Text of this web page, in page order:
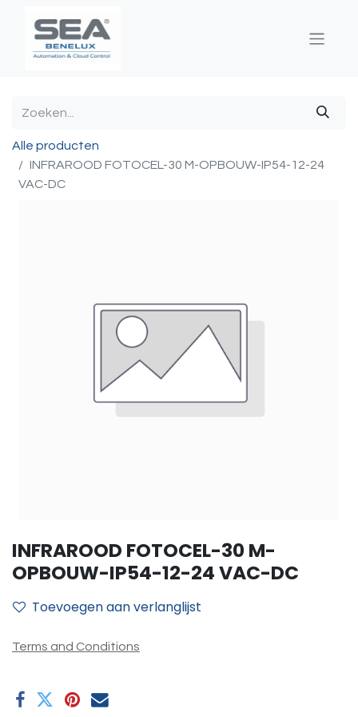
Alle producten
INFRAROOD FOTOCEL-30 M-OPBOUW-IP54-12-24
VAC-DC
INFRAROOD FOTOCEL-30 M-
OPBOUW-IP54-12-24 VAC-DC
Toevoegen aan verlanglijst
Terms and Conditions